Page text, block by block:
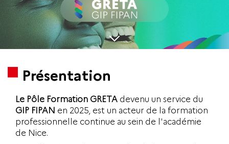
Présentation
Le Pôle Formation GRETA devenu un service du
GIP FIPAN en 2025, est un acteur de la formation
professionnelle continue au sein de l'académie
de Nice.